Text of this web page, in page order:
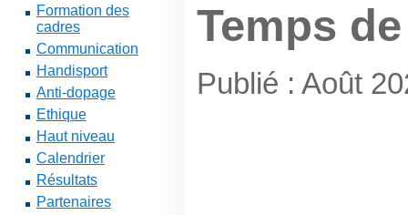
Formation des
cadres
Communication
Handisport
Anti-dopage
Ethique
Haut niveau
Calendrier
Résultats
Partenaires
Temps
Publié : Août